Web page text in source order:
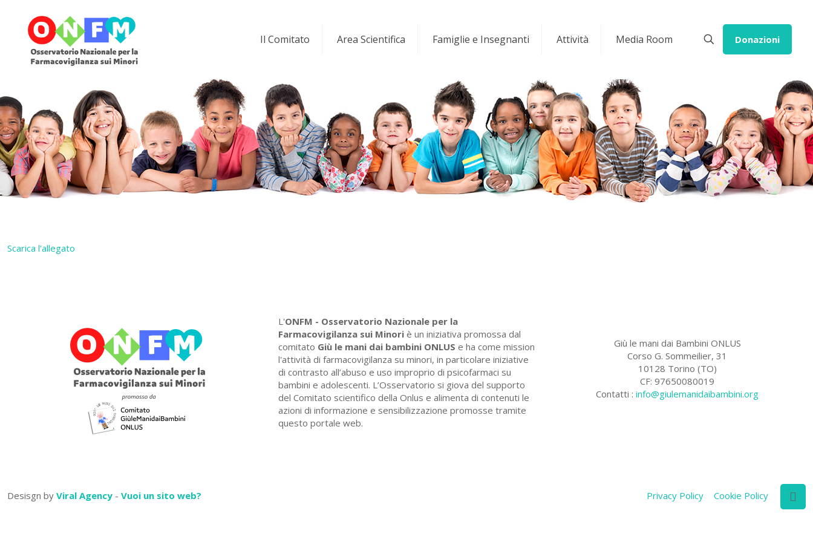
Il Comitato Area Scientifica Famiglie e Insegnanti Attività Media Room Donazioni
Scarica l'allegato
L'ONFM - Osservatorio Nazionale per la
Farmacovigilanza sui Minori è un iniziativa promossa dal
comitato Giù le mani dai bambini ONLUS e ha come mission
l'attività di farmacovigilanza su minori, in particolare iniziative
di contrasto all’abuso e uso improprio di psicofarmaci su
bambini e adolescenti. L’Osservatorio si giova del supporto
del Comitato scientifico della Onlus e alimenta di contenuti le
azioni di informazione e sensibilizzazione promosse tramite
questo portale web.
Giù le mani dai Bambini ONLUS
Corso G. Sommeilier, 31
10128 Torino (TO)
CF: 97650080019
Contatti :info@giulemanidaibambini.org
Desisgn by Viral Agency - Vuoi un sito web? Privacy Policy Cookie Policy